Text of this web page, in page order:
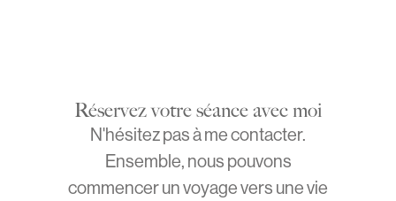
Réservez votre séance avec moi
N'hésitez pas à me contacter.
Ensemble, nous pouvons
commencer un voyage vers une vie